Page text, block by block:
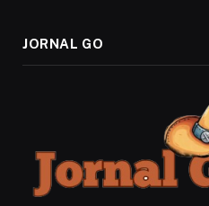
JORNAL GO